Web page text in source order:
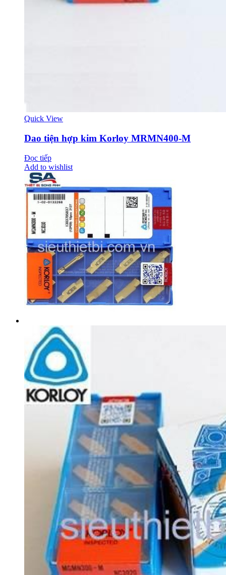
Quick View
Dao tiện hợp kim Korloy MRMN400-M
Đọc tiếp
Add to wishlist